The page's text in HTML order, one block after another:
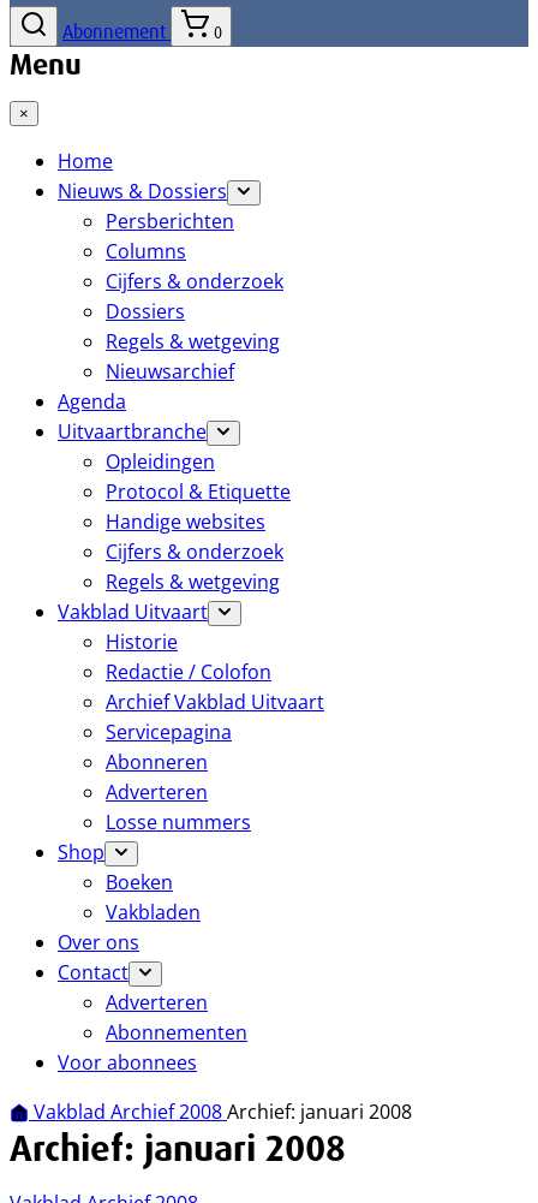
Abonnement 0
Menu
×
Home
Nieuws & Dossiers
Persberichten
Columns
Cijfers & onderzoek
Dossiers
Regels & wetgeving
Nieuwsarchief
Agenda
Uitvaartbranche
Opleidingen
Protocol & Etiquette
Handige websites
Cijfers & onderzoek
Regels & wetgeving
Vakblad Uitvaart
Historie
Redactie / Colofon
Archief Vakblad Uitvaart
Servicepagina
Abonneren
Adverteren
Losse nummers
Shop
Boeken
Vakbladen
Over ons
Contact
Adverteren
Abonnementen
Voor abonnees
Vakblad Archief 2008Archief: januari 2008
Archief: januari 2008